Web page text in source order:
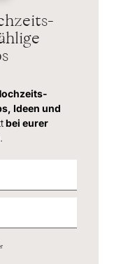
Ideen und
bei eurer
.